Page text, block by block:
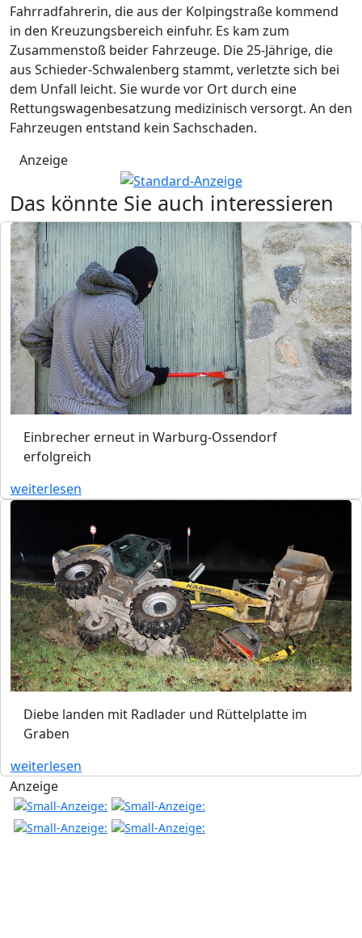
Fahrradfahrerin, die aus der Kolpingstraße kommend
in den Kreuzungsbereich einfuhr. Es kam zum
Zusammenstoß beider Fahrzeuge. Die 25-Jährige, die
aus Schieder-Schwalenberg stammt, verletzte sich bei
dem Unfall leicht. Sie wurde vor Ort durch eine
Rettungswagenbesatzung medizinisch versorgt. An den
Fahrzeugen entstand kein Sachschaden.
Anzeige
Das könnte Sie auch interessieren
Einbrecher erneut in Warburg-Ossendorf
erfolgreich
weiterlesen
Diebe landen mit Radlader und Rüttelplatte im
Graben
weiterlesen
Anzeige